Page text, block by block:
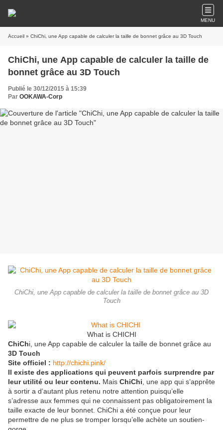
MENU
Accueil » ChiChi, une App capable de calculer la taille de bonnet grâce au 3D Touch
ChiChi, une App capable de calculer la taille de
bonnet grâce au 3D Touch
Publié le 30/12/2015 à 15:39
Par OOKAWA-Corp
ChiChi, une App capable de calculer la taille de bonnet grâce au 3D
Touch
What is CHICHI
ChiChi, une App capable de calculer la taille de bonnet grâce au
3D Touch
Site officiel : http://chichi.pink/
Il existe des applications qui peuvent parfois surprendre par
leur utilité ou leur contenu. Mais ChiChi , une app qui s’apprête
à sortir a d’autant plus retenu notre attention puisqu’elle
s’adresse aux femmes qui ne connaissent pas obligatoirement la
taille exacte de leur bonnet. ChiChi a été conçue pour leur
permettre de ne plus se tromper lorsqu’elle achète un soutien-